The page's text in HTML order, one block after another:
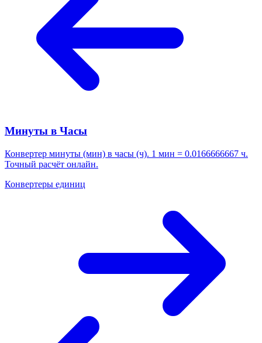
Минуты в Часы
Конвертер минуты (мин) в часы (ч). 1 мин = 0.0166666667 ч.
Точный расчёт онлайн.
Конвертеры единиц